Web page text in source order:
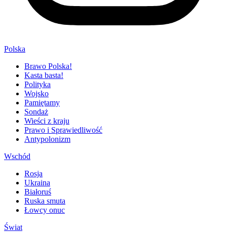
Polska
Brawo Polska!
Kasta basta!
Polityka
Wojsko
Pamiętamy
Sondaż
Wieści z kraju
Prawo i Sprawiedliwość
Antypolonizm
Wschód
Rosja
Ukraina
Białoruś
Ruska smuta
Łowcy onuc
Świat